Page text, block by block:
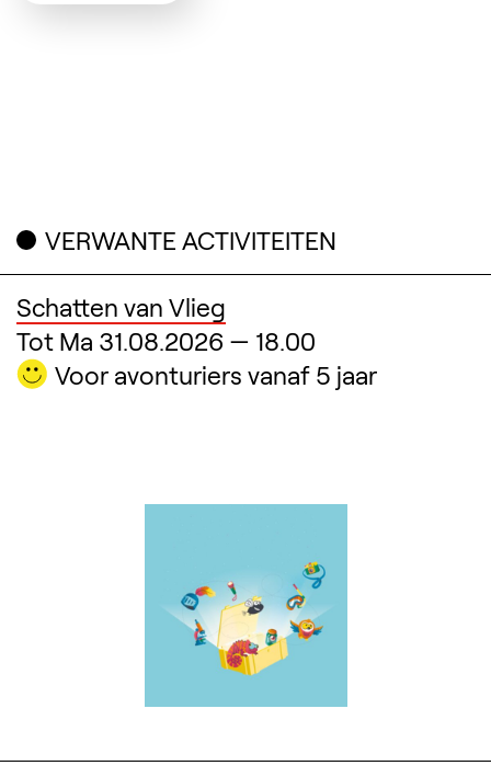
Verwante inhoud
VERWANTE ACTIVITEITEN
Schatten van Vlieg
Tot Ma 31.08.2026 — 18.00
Voor avonturiers vanaf 5 jaar